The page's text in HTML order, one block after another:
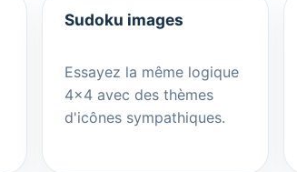
Sudoku images
Essayez la même logique
4x4 avec des thèmes
d'icônes sympathiques.